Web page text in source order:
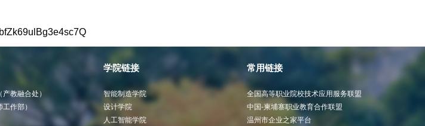
教融合处）
作部）
学院链接
智能制造学院
设计学院
人工智能学院
常用链接
全国高等职业院校技术应用服务联盟
中国-柬埔寨职业教育合作联盟
温州市企业之家平台